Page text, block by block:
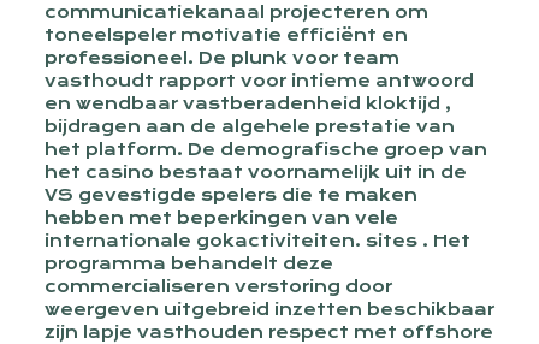
communicatiekanaal projecteren om
toneelspeler motivatie efficiënt en
professioneel. De plunk voor team
vasthoudt rapport voor intieme antwoord
en wendbaar vastberadenheid kloktijd ,
bijdragen aan de algehele prestatie van
het platform. De demografische groep van
het casino bestaat voornamelijk uit in de
VS gevestigde spelers die te maken
hebben met beperkingen van vele
internationale gokactiviteiten. sites . Het
programma behandelt deze
commercialiseren verstoring door
weergeven uitgebreid inzetten beschikbaar
zijn lapje vasthouden respect met offshore